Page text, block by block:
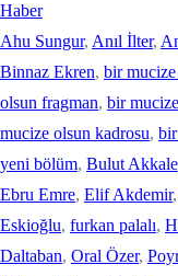
Haber
Ahu Sungur, Anıl İlter,
Binnaz Ekren, bir
olsun fragman, bir
mucize olsun kadrosu,
yeni bölüm, Bulut Akkale
Ebru Emre, Elif Akdemir,
Eskioğlu, furkan palalı,
Daltaban, Oral Özer,